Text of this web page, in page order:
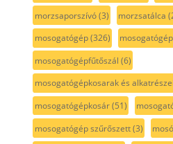
morzsaporszívó(3) morzsatálca
mosogatógép(326)
mosogatógépfűtőszál (6)
mosogatógépkosarak és
mosogatógépkosár(51)
mosogatógép szűrőszett(3)